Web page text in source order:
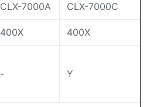
CLX-7000A CLX-7000C
400X 400X
- Y